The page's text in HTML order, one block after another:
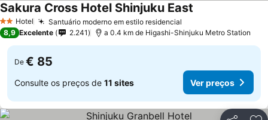
2 Estrelas
Hotel Santuário moderno em estilo residencial
Sakura Cross Hotel Shinjuku East
8,9 Excelente 2.241 a 0.4 km de Higashi-Shinjuku Metro Station
De € 85
Consulte os preços de 11 sites Ver preços